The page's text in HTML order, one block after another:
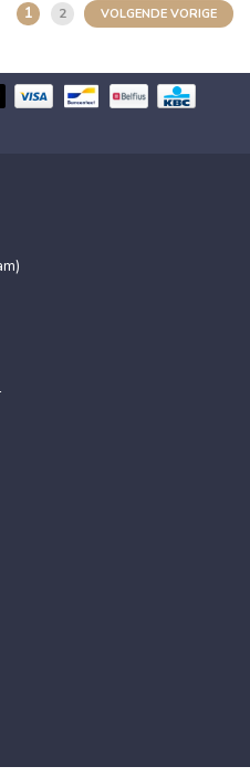
1 2 VOLGENDE VORIGE